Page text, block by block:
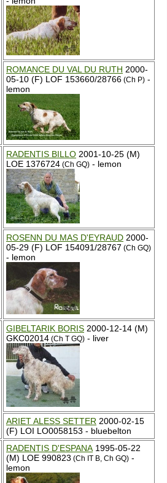
ROMANCE DU VAL DU RUTH 2000-
05-10 (F) LOF 153660/28766 (Ch P) -
lemon
RADENTIS BILLO 2001-10-25 (M)
LOE 1376724 (Ch GQ) - lemon
ROSENN DU MAS D'EYRAUD 2000-
05-29 (F) LOF 154091/28767 (Ch GQ)
- lemon
GIBELTARIK BORIS 2000-12-14 (M)
GKC02014 (Ch T GQ) - liver
ARIET ALESS SETTER 2000-02-15
(F) LOI LO0058153 - bluebelton
RADENTIS D'ESPANA 1995-05-22
(M) LOE 990823 (Ch IT B, Ch GQ) -
lemon